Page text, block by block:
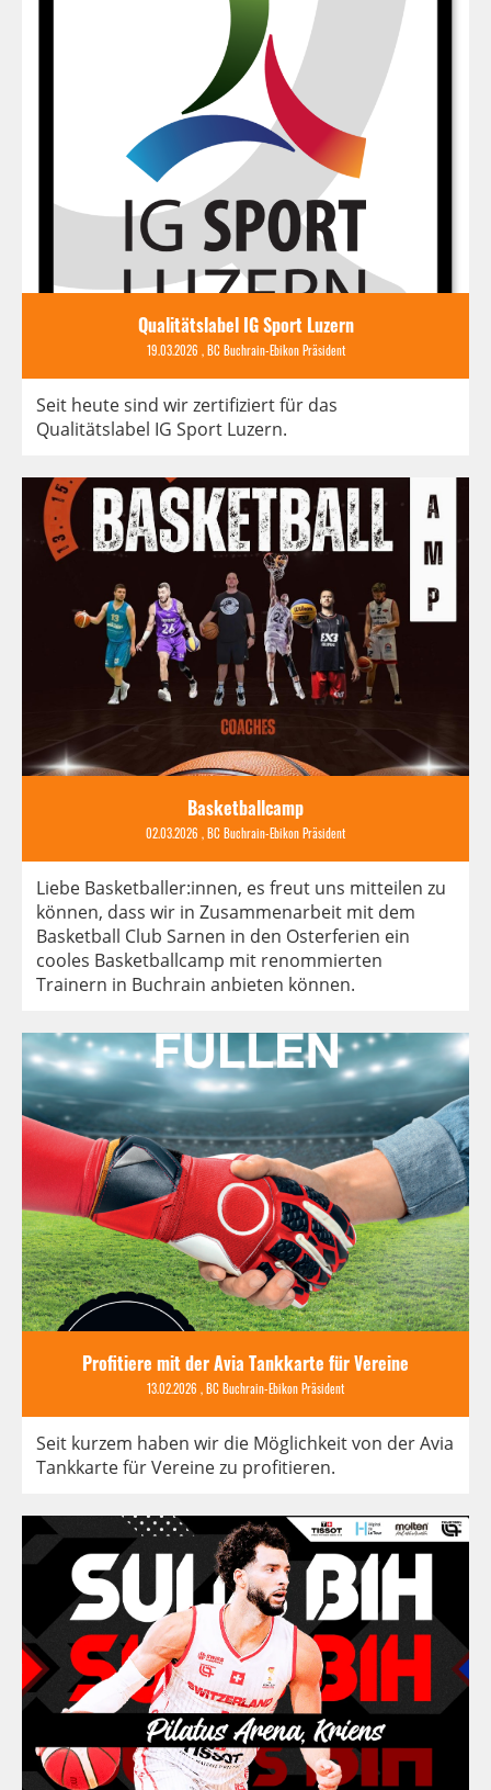
Qualitätslabel IG Sport Luzern
19.03.2026 , BC Buchrain-Ebikon Präsident
Seit heute sind wir zertifiziert für das
Qualitätslabel IG Sport Luzern.
Basketballcamp
02.03.2026 , BC Buchrain-Ebikon Präsident
Liebe Basketballer:innen, es freut uns mitteilen zu
können, dass wir in Zusammenarbeit mit dem
Basketball Club Sarnen in den Osterferien ein
cooles Basketballcamp mit renommierten
Trainern in Buchrain anbieten können.
Profitiere mit der Avia Tankkarte für Vereine
13.02.2026 , BC Buchrain-Ebikon Präsident
Seit kurzem haben wir die Möglichkeit von der Avia
Tankkarte für Vereine zu profitieren.